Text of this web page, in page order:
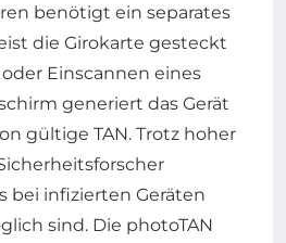
benötigt ein separates
die Girokarte gesteckt
Einscannen eines
generiert das Gerät
gültige TAN. Trotz hoher
bei infizierten Geräten
sind. Die photoTAN